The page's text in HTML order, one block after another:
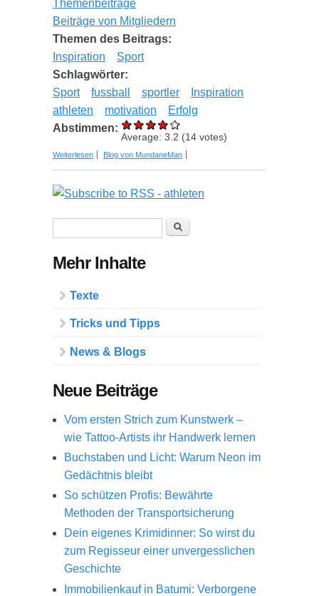
Themenbeiträge
Beiträge von Mitgliedern
Themen des Beitrags:
Inspiration
Sport
Schlagwörter:
Sport
fussball sportler
Inspiration
athleten
motivation
Erfolg
Abstimmen:
Average: 3.2 (14 votes)
Weiterlesen über Die 20 coolsten Sportler aller Zeiten - und
Blog von MundaneMan
Suche
Mehr Inhalte
Texte
Tricks und Tipps
News & Blogs
Neue Beiträge
Vom ersten Strich zum Kunstwerk –
wie Tattoo-Artists ihr Handwerk lernen
Buchstaben und Licht: Warum Neon im
Gedächtnis bleibt
So schützen Profis: Bewährte
Methoden der Transportsicherung
Dein eigenes Krimidinner: So wirst du
zum Regisseur einer unvergesslichen
Geschichte
Immobilienkauf in Batumi: Verborgene